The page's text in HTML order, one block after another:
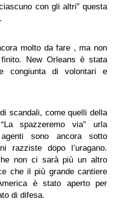
con gli altri” questa
molto da fare , ma non
New Orleans è stata
congiunta di volontari e
scandali, come quelli della
spazzeremo via” urla
sono ancora sotto
razziste dopo l’uragano.
non ci sarà più un altro
che il più grande cantiere
è stato aperto per
di difesa.